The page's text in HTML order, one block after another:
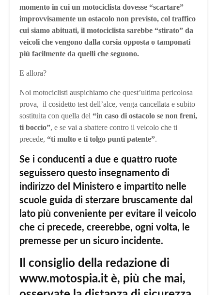
momento in cui un motociclista dovesse “scartare”
improvvisamente un ostacolo non previsto, col traffico
cui siamo abituati, il motociclista sarebbe “stirato” da
veicoli che vengono dalla corsia opposta o tamponati
più facilmente da quelli che seguono.
E allora?
Noi motociclisti auspichiamo che quest’ultima pericolosa
prova, il cosidetto test dell’alce, venga cancellata e subito
sostituita con quella del “in caso di ostacolo se non freni,
ti boccio”, e se vai a sbattere contro il veicolo che ti
precede, “ti multo e ti tolgo punti patente”.
Se i conducenti a due e quattro ruote
seguissero questo insegnamento di
indirizzo del Ministero e impartito nelle
scuole guida di sterzare bruscamente dal
lato più conveniente per evitare il veicolo
che ci precede, creerebbe, ogni volta, le
premesse per un sicuro incidente.
Il consiglio della redazione di
www.motospia.it è, più che mai,